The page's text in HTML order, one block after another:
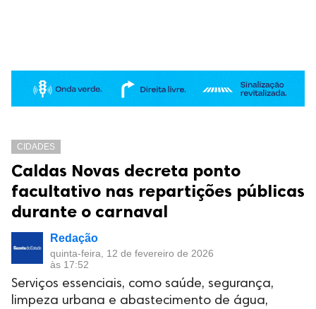
CIDADES
Caldas Novas decreta ponto
facultativo nas repartições públicas
durante o carnaval
Redação
quinta-feira, 12 de fevereiro de 2026
às 17:52
Serviços essenciais, como saúde, segurança,
limpeza urbana e abastecimento de água,